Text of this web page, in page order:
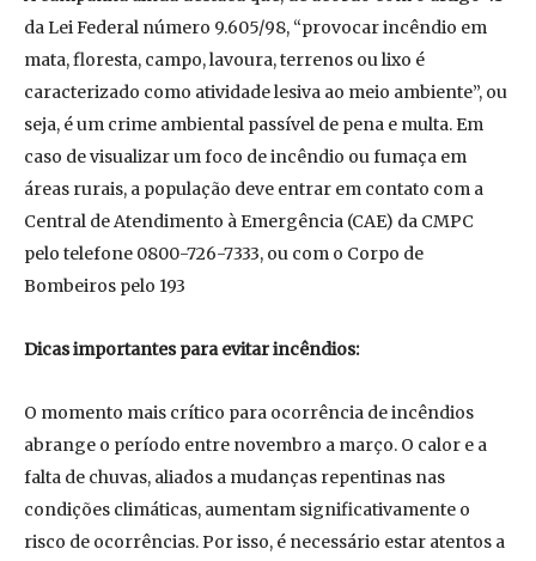
da Lei Federal número 9.605/98, “provocar incêndio em
mata, floresta, campo, lavoura, terrenos ou lixo é
caracterizado como atividade lesiva ao meio ambiente”, ou
seja, é um crime ambiental passível de pena e multa. Em
caso de visualizar um foco de incêndio ou fumaça em
áreas rurais, a população deve entrar em contato com a
Central de Atendimento à Emergência (CAE) da CMPC
pelo telefone 0800-726-7333, ou com o Corpo de
Bombeiros pelo 193
Dicas importantes para evitar incêndios:
O momento mais crítico para ocorrência de incêndios
abrange o período entre novembro a março. O calor e a
falta de chuvas, aliados a mudanças repentinas nas
condições climáticas, aumentam significativamente o
risco de ocorrências. Por isso, é necessário estar atentos a